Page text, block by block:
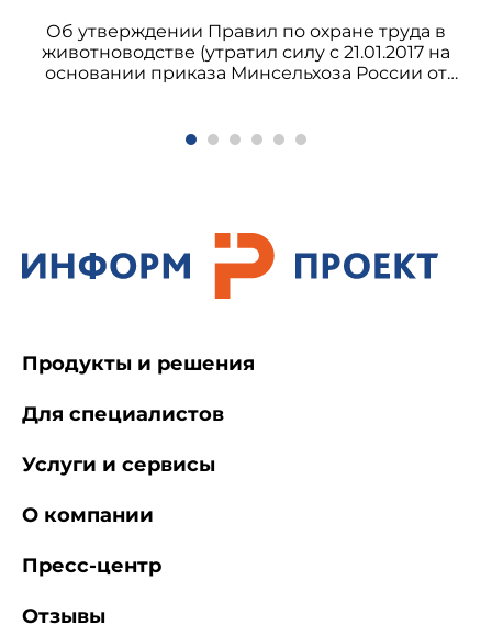
Об утверждении Правил по охране труда в
животноводстве (утратил силу с 21.01.2017 на
основании приказа Минсельхоза России от
Продукты и решения
Для специалистов
Услуги и сервисы
О компании
Пресс-центр
Отзывы